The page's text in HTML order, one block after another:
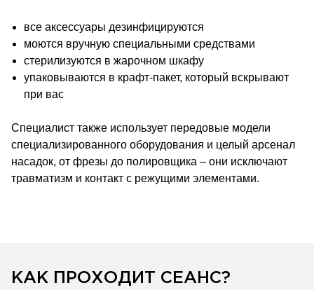
все аксессуары дезинфицируются
моются вручную специальными средствами
стерилизуются в жарочном шкафу
упаковываются в крафт-пакет, который вскрывают
при вас
Специалист также использует передовые модели
специализированного оборудования и целый арсенал
насадок, от фрезы до полировщика – они исключают
травматизм и контакт с режущими элементами.
КАК ПРОХОДИТ СЕАНС?